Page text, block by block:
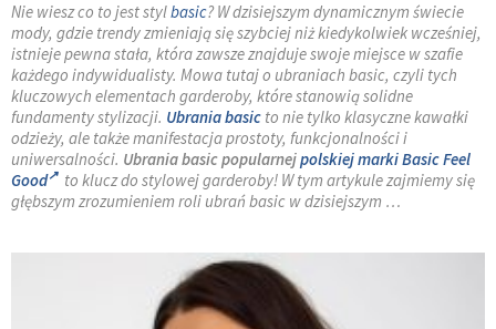
Nie wiesz co to jest stylbasic? W dzisiejszym dynamicznym świecie
mody, gdzie trendy zmieniają się szybciej niż kiedykolwiek wcześniej,
istnieje pewna stała, która zawsze znajduje swoje miejsce w szafie
każdego indywidualisty. Mowa tutaj o ubraniach basic, czyli tych
kluczowych elementach garderoby, które stanowią solidne
fundamenty stylizacji. Ubrania basic to nie tylko klasyczne kawałki
odzieży, ale także manifestacja prostoty, funkcjonalności i
uniwersalności. Ubrania basic popularnejpolskiej marki Basic Feel
Good
to klucz do stylowej garderoby! W tym artykule zajmiemy się
głębszym zrozumieniem roli ubrań basic w dzisiejszym …